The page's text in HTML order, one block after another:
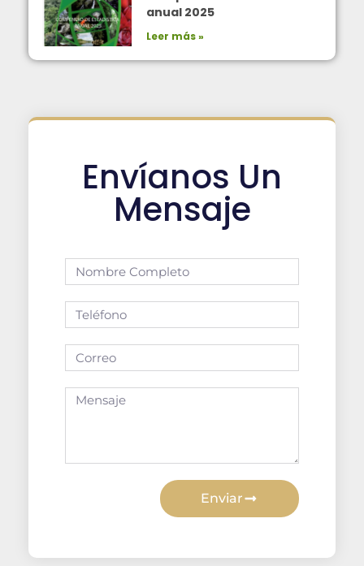
anual 2025
Leer más »
Envíanos Un
Mensaje
Enviar